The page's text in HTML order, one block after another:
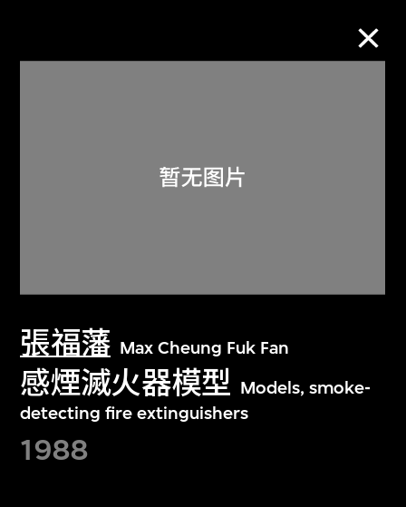
張福藩 Max Cheung Fuk Fan
感煙滅火器模型 Models, smoke-
detecting fire extinguishers
1988
关于M+藏品
探索世界顶级的二十及二十一世纪视觉
文化藏品。